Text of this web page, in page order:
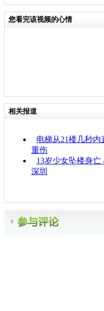
您看完该视频的心情
相关报道
电梯从21楼几秒
重伤
13岁少女坠楼身
深圳